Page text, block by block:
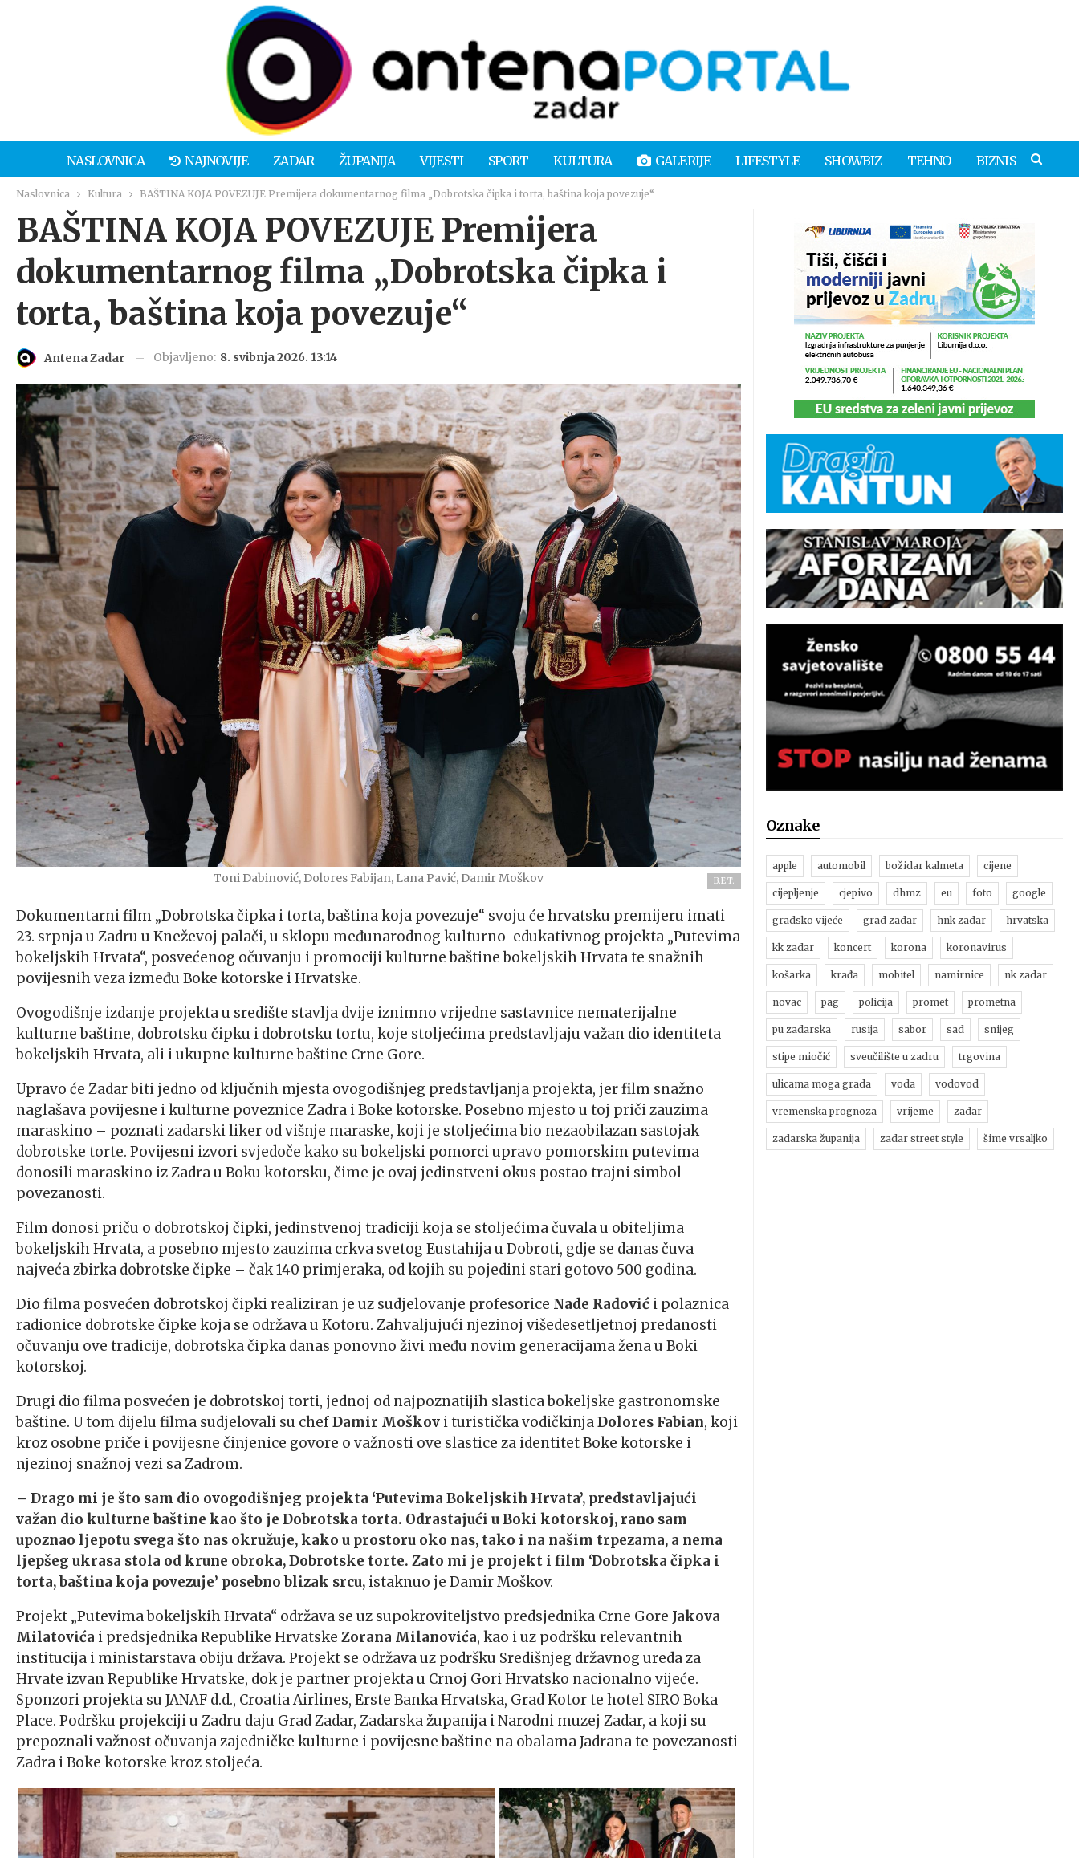
NASLOVNICA NAJNOVIJE ZADAR ŽUPANIJA VIJESTI SPORT KULTURA GALERIJE LIFESTYLE SHOWBIZ TEHNO BIZNIS
Naslovnica Kultura BAŠTINA KOJA POVEZUJE Premijera dokumentarnog filma „Dobrotska čipka i torta, baština koja povezuje“
BAŠTINA KOJA POVEZUJE Premijera
dokumentarnog filma „Dobrotska čipka i
torta, baština koja povezuje“
Antena Zadar Objavljeno: 8. svibnja 2026. 13:14
Toni Dabinović, Dolores Fabijan, Lana Pavić, Damir Moškov B.E.T.
Dokumentarni film „Dobrotska čipka i torta, baština koja povezuje“ svoju će hrvatsku premijeru imati
23. srpnja u Zadru u Kneževoj palači, u sklopu međunarodnog kulturno-edukativnog projekta „Putevima
bokeljskih Hrvata“, posvećenog očuvanju i promociji kulturne baštine bokeljskih Hrvata te snažnih
povijesnih veza između Boke kotorske i Hrvatske.
Ovogodišnje izdanje projekta u središte stavlja dvije iznimno vrijedne sastavnice nematerijalne
kulturne baštine, dobrotsku čipku i dobrotsku tortu, koje stoljećima predstavljaju važan dio identiteta
bokeljskih Hrvata, ali i ukupne kulturne baštine Crne Gore.
Upravo će Zadar biti jedno od ključnih mjesta ovogodišnjeg predstavljanja projekta, jer film snažno
naglašava povijesne i kulturne poveznice Zadra i Boke kotorske. Posebno mjesto u toj priči zauzima
maraskino – poznati zadarski liker od višnje maraske, koji je stoljećima bio nezaobilazan sastojak
dobrotske torte. Povijesni izvori svjedoče kako su bokeljski pomorci upravo pomorskim putevima
donosili maraskino iz Zadra u Boku kotorsku, čime je ovaj jedinstveni okus postao trajni simbol
povezanosti.
Film donosi priču o dobrotskoj čipki, jedinstvenoj tradiciji koja se stoljećima čuvala u obiteljima
bokeljskih Hrvata, a posebno mjesto zauzima crkva svetog Eustahija u Dobroti, gdje se danas čuva
najveća zbirka dobrotske čipke – čak 140 primjeraka, od kojih su pojedini stari gotovo 500 godina.
Dio filma posvećen dobrotskoj čipki realiziran je uz sudjelovanje profesorice Nade Radović i polaznica
radionice dobrotske čipke koja se održava u Kotoru. Zahvaljujući njezinoj višedesetljetnoj predanosti
očuvanju ove tradicije, dobrotska čipka danas ponovno živi među novim generacijama žena u Boki
kotorskoj.
Drugi dio filma posvećen je dobrotskoj torti, jednoj od najpoznatijih slastica bokeljske gastronomske
baštine. U tom dijelu filma sudjelovali su chefDamir Moškov i turistička vodičkinjaDolores Fabian, koji
kroz osobne priče i povijesne činjenice govore o važnosti ove slastice za identitet Boke kotorske i
njezinoj snažnoj vezi sa Zadrom.
– Drago mi je što sam dio ovogodišnjeg projekta ‘Putevima Bokeljskih Hrvata’, predstavljajući
važan dio kulturne baštine kao što je Dobrotska torta. Odrastajući u Boki kotorskoj, rano sam
upoznao ljepotu svega što nas okružuje, kako u prostoru oko nas, tako i na našim trpezama, a nema
ljepšeg ukrasa stola od krune obroka, Dobrotske torte. Zato mi je projekt i film ‘Dobrotska čipka i
torta, baština koja povezuje’ posebno blizak srcu, istaknuo je Damir Moškov.
Projekt „Putevima bokeljskih Hrvata“ održava se uz supokroviteljstvo predsjednika Crne Gore Jakova
Milatovića i predsjednika Republike Hrvatske Zorana Milanovića, kao i uz podršku relevantnih
institucija i ministarstava obiju država. Projekt se održava uz podršku Središnjeg državnog ureda za
Hrvate izvan Republike Hrvatske, dok je partner projekta u Crnoj Gori Hrvatsko nacionalno vijeće.
Sponzori projekta su JANAF d.d., Croatia Airlines, Erste Banka Hrvatska, Grad Kotor te hotel SIRO Boka
Place. Podršku projekciji u Zadru daju Grad Zadar, Zadarska županija i Narodni muzej Zadar, a koji su
prepoznali važnost očuvanja zajedničke kulturne i povijesne baštine na obalama Jadrana te povezanosti
Zadra i Boke kotorske kroz stoljeća.
Oznake
apple automobil božidar kalmeta cijene
cijepljenje cjepivo dhmz eu foto google
gradsko vijeće grad zadar hnk zadar hrvatska
kk zadar koncert korona koronavirus
košarka krađa mobitel namirnice nk zadar
novac pag policija promet prometna
pu zadarska rusija sabor sad snijeg
stipe miočić sveučilište u zadru trgovina
ulicama moga grada voda vodovod
vremenska prognoza vrijeme zadar
zadarska županija zadar street style šime vrsaljko